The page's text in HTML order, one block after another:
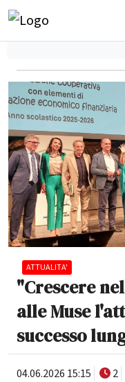
ATTUALITA'
"Crescere
alle Muse
successo
04.06.2026 15:15 2